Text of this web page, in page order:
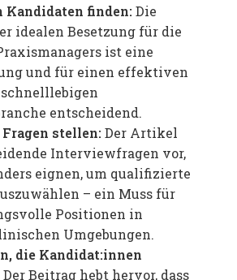
Kandidaten finden:Die
idealen Besetzung für die
ist eine
und für einen effektiven
entscheidend.
stellen:Der Artikel
Interviewfragen vor,
eignen, um qualifizierte
– ein Muss für
Positionen in
Umgebungen.
die Kandidat:innen
Der Beitrag hebt hervor, dass